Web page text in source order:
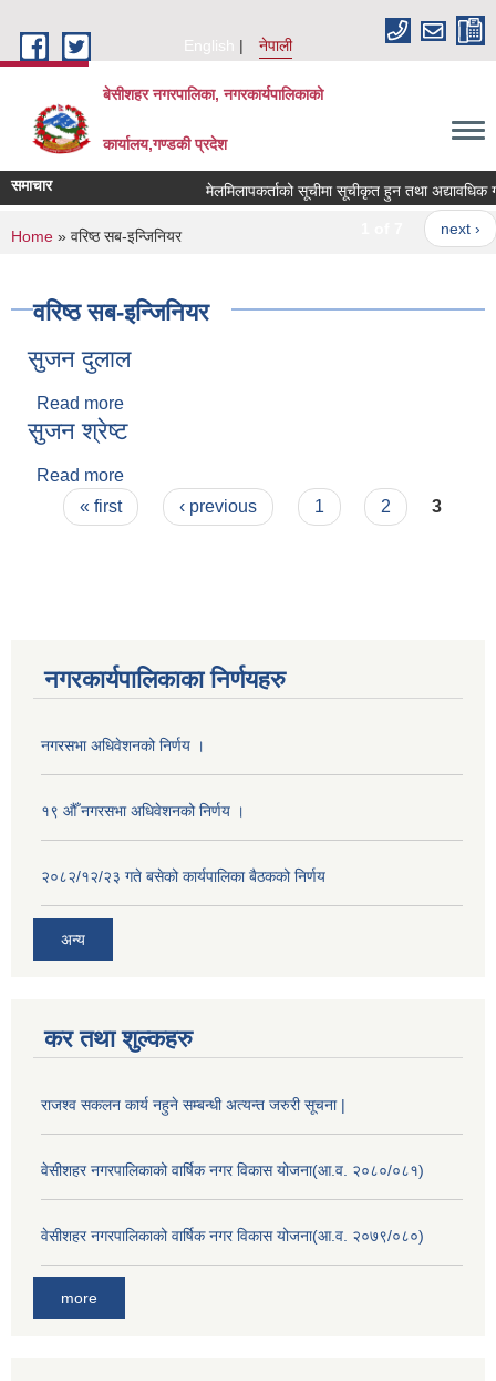
English
नेपाली
बेसीशहर नगरपालिका, नगरकार्यपालिकाको
कार्यालय,गण्डकी प्रदेश
समाचार मेलमिलापकर्ताको सूचीमा सूचीकृत हुन तथा अद्यावधिक
next ›
You are here
Home » वरिष्ठ सब-इन्जिनियर
वरिष्ठ सब-इन्जिनियर
सुजन दुलाल
Read more
सुजन श्रेष्ट
Read more
Pages
« first ‹ previous 1 2 3
नगरकार्यपालिकाका निर्णयहरु
नगरसभा अधिवेशनको निर्णय ।
१९ औँ नगरसभा अधिवेशनको निर्णय ।
२०८२/१२/२३ गते बसेको कार्यपालिका बैठकको निर्णय
अन्य
कर तथा शुल्कहरु
राजश्व सकलन कार्य नहुने सम्बन्धी अत्यन्त जरुरी सूचना |
वेसीशहर नगरपालिकाको वार्षिक नगर विकास योजना(आ.व. २०८०/०८१)
वेसीशहर नगरपालिकाको वार्षिक नगर विकास योजना(आ.व. २०७९/०८०)
more